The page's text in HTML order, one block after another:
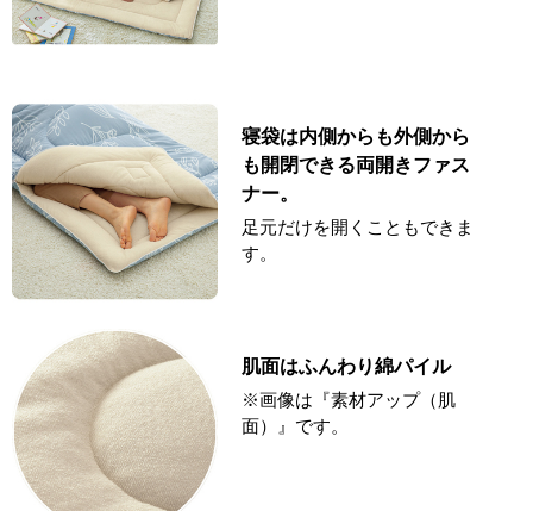
寝袋は内側からも外側から
も開閉できる両開きファス
ナー。
足元だけを開くこともできま
す。
肌面はふんわり綿パイル
※画像は『素材アップ（肌
面）』です。